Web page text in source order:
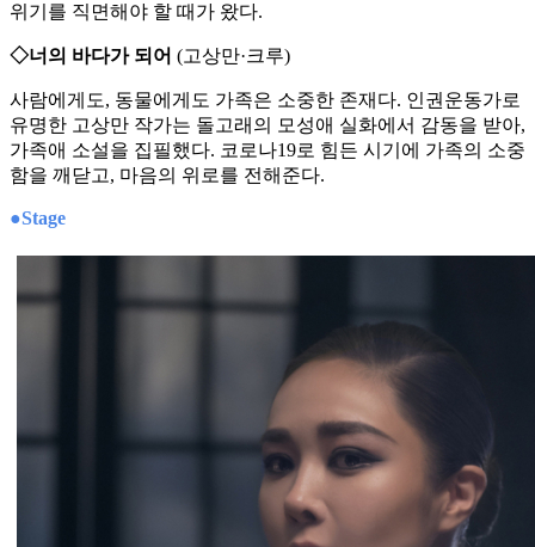
위기를 직면해야 할 때가 왔다.
◇너의 바다가 되어 (고상만·크루)
사람에게도, 동물에게도 가족은 소중한 존재다. 인권운동가로
유명한 고상만 작가는 돌고래의 모성애 실화에서 감동을 받아,
가족애 소설을 집필했다. 코로나19로 힘든 시기에 가족의 소중
함을 깨닫고, 마음의 위로를 전해준다.
●Stage